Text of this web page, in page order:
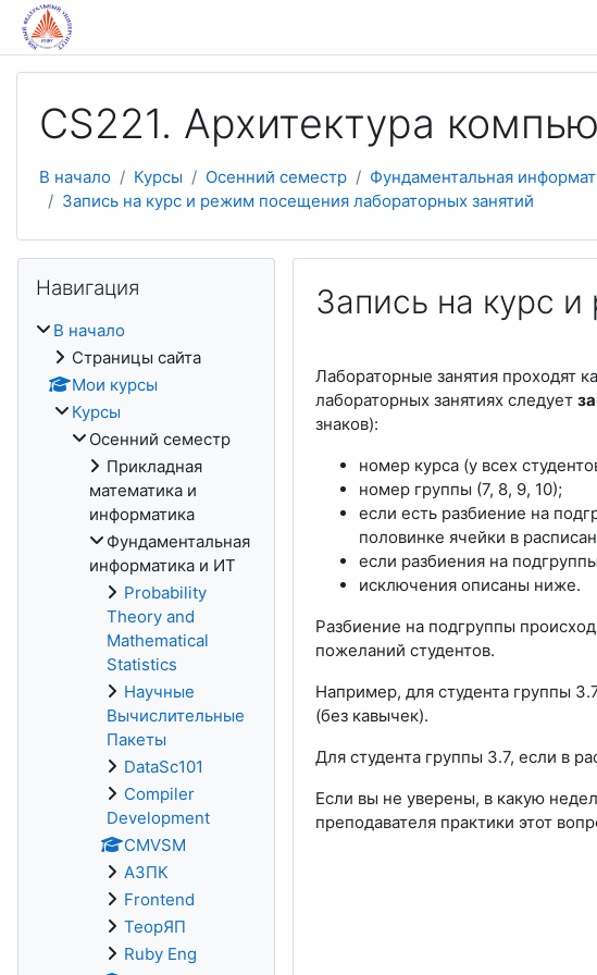
Перейти к основному содержанию
CS221. Архитектура
В начало Курсы Осенний семестр Фундаментальная
Запись на курс и режим посещения лабораторных занятий
Запись на курс
Лабораторные занятия проходят
лабораторных занятиях следует
знаков):
номер курса (у всех
номер группы (7, 8, 9, 10);
если есть разбиение на
половинке ячейки в
если разбиения на
исключения описаны ниже.
Разбиение на подгруппы
пожеланий студентов.
Например, для студента группы
(без кавычек).
Для студента группы 3.7, если в
Если вы не уверены, в какую
преподавателя практики этот
Навигация
В начало
Страницы сайта
Мои курсы
Курсы
Осенний семестр
Прикладная
математика и
информатика
Фундаментальная
информатика и ИТ
Probability
Theory and
Mathematical
Statistics
Научные
Вычислительные
Пакеты
DataSc101
Compiler
Development
CMVSM
АЗПК
Frontend
ТеорЯП
Ruby Eng